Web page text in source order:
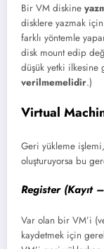
Bir VM diskine
disklere yazmak
farklı yöntemle
disk mount edip
düşük yetki
verilmemelidir.)
Virtual
Geri yükleme
oluşturuyorsa bu
Register (Kayıt
Var olan bir VM’i
kaydetmek için